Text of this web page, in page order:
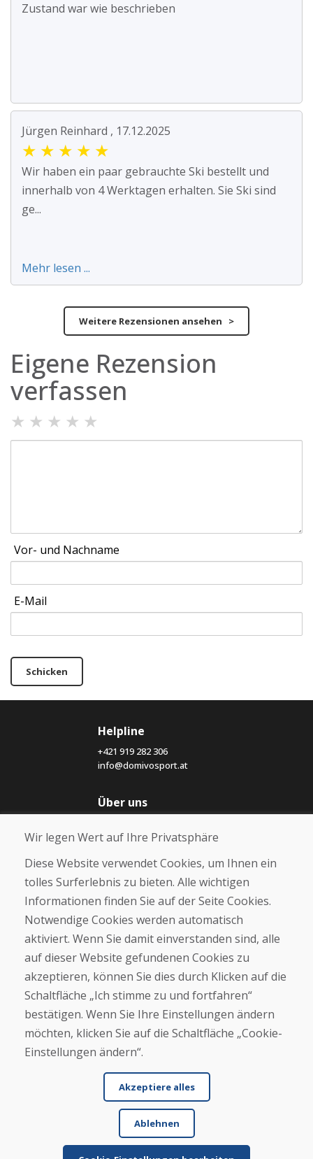
Zustand war wie beschrieben
Jürgen Reinhard , 17.12.2025
★ ★ ★ ★ ★
Wir haben ein paar gebrauchte Ski bestellt und
innerhalb von 4 Werktagen erhalten. Sie Ski sind
ge...
Mehr lesen ...
Weitere Rezensionen ansehen >
Eigene Rezension
verfassen
★ ★ ★ ★ ★
Vor- und Nachname
E-Mail
Schicken
Helpline
+421 919 282 306
info@domivosport.at
Über uns
Über uns
Kontakt
Kaufen
E-Shop
Geschäftsbedingungen
Zahlung
Beschwerde
Rückgabe und Umtausch von Waren
Cookies
© DOMIVOSPORT 2026, Alle Rechte vorbehalten
Wir legen Wert auf Ihre Privatsphäre
Diese Website verwendet Cookies, um Ihnen ein
tolles Surferlebnis zu bieten. Alle wichtigen
Informationen finden Sie auf der Seite Cookies.
Notwendige Cookies werden automatisch
aktiviert. Wenn Sie damit einverstanden sind, alle
auf dieser Website gefundenen Cookies zu
akzeptieren, können Sie dies durch Klicken auf die
Schaltfläche „Ich stimme zu und fortfahren“
bestätigen. Wenn Sie Ihre Einstellungen ändern
möchten, klicken Sie auf die Schaltfläche „Cookie-
Einstellungen ändern“.
Akzeptiere alles
Ablehnen